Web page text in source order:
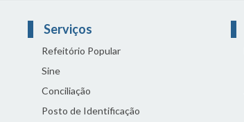
Serviços
Refeitório Popular
Sine
Conciliação
Posto de Identificação